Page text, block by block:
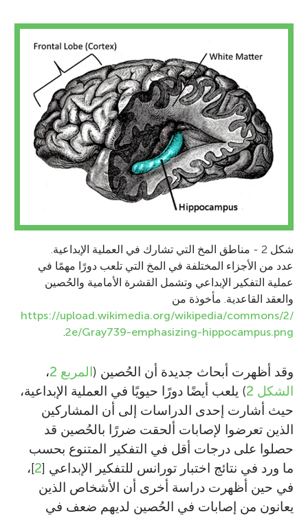
شكل 2 - مناطق المخ التي تشارك في العملية الإبداعية.
عدد من الأجزاء المختلفة في المخ التي تلعب دورًا مهمًا في
عملية التفكير الإبداعي وتشمل القشرة الأمامية والحُصين
والعقد القاعدية. مأخوذة من
https://upload.wikimedia.org/wikipedia/commons/2/
2e/Gray739-emphasizing-hippocampus.png
.
وقد أظهرت أبحاث جديدة أن الحُصين (المربع 2
،
الشكل 2
) يلعب أيضًا دورًا حيويًا في العملية الإبداعية،
حيث أشارت إحدى الدراسات إلى أن المشاركين
الذين تعرضوا لإصابات ألحقت ضررًا بالحُصين قد
حصلوا على درجات أقل في التفكير المتنوع بحسب
ما ورد في نتائج اختبار تورانس للتفكير الإبداعي [2]،
في حين أظهرت دراسة أخرى أن الأشخاص الذين
يعانون من إصابات في الحُصين لديهم ضعف في